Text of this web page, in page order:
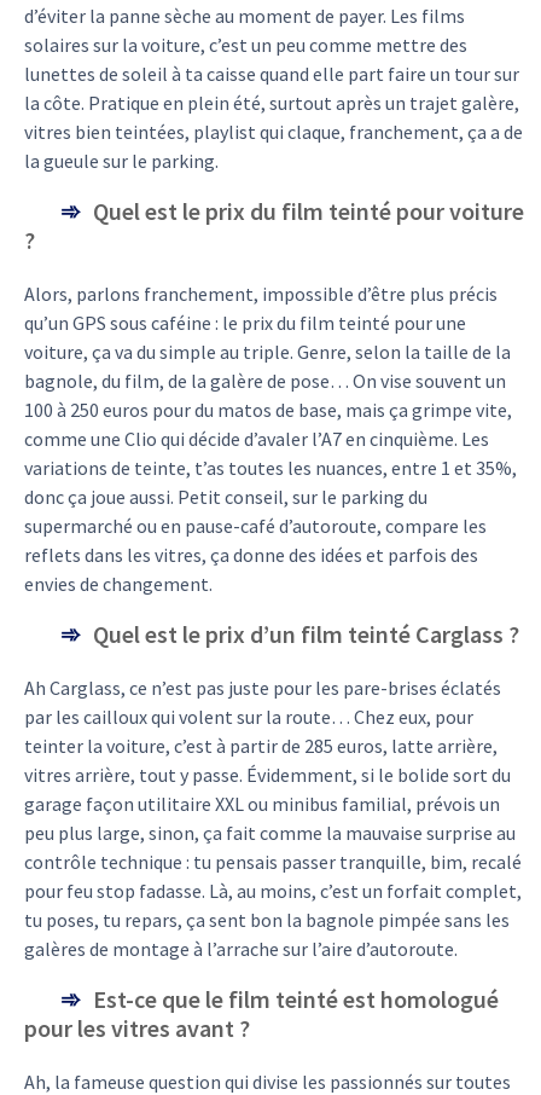
d’éviter la panne sèche au moment de payer. Les films
solaires sur la voiture, c’est un peu comme mettre des
lunettes de soleil à ta caisse quand elle part faire un tour sur
la côte. Pratique en plein été, surtout après un trajet galère,
vitres bien teintées, playlist qui claque, franchement, ça a de
la gueule sur le parking.
Quel est le prix du film teinté pour voiture
?
Alors, parlons franchement, impossible d’être plus précis
qu’un GPS sous caféine : le prix du film teinté pour une
voiture, ça va du simple au triple. Genre, selon la taille de la
bagnole, du film, de la galère de pose… On vise souvent un
100 à 250 euros pour du matos de base, mais ça grimpe vite,
comme une Clio qui décide d’avaler l’A7 en cinquième. Les
variations de teinte, t’as toutes les nuances, entre 1 et 35%,
donc ça joue aussi. Petit conseil, sur le parking du
supermarché ou en pause-café d’autoroute, compare les
reflets dans les vitres, ça donne des idées et parfois des
envies de changement.
Quel est le prix d’un film teinté Carglass ?
Ah Carglass, ce n’est pas juste pour les pare-brises éclatés
par les cailloux qui volent sur la route… Chez eux, pour
teinter la voiture, c’est à partir de 285 euros, latte arrière,
vitres arrière, tout y passe. Évidemment, si le bolide sort du
garage façon utilitaire XXL ou minibus familial, prévois un
peu plus large, sinon, ça fait comme la mauvaise surprise au
contrôle technique : tu pensais passer tranquille, bim, recalé
pour feu stop fadasse. Là, au moins, c’est un forfait complet,
tu poses, tu repars, ça sent bon la bagnole pimpée sans les
galères de montage à l’arrache sur l’aire d’autoroute.
Est-ce que le film teinté est homologué
pour les vitres avant ?
Ah, la fameuse question qui divise les passionnés sur toutes